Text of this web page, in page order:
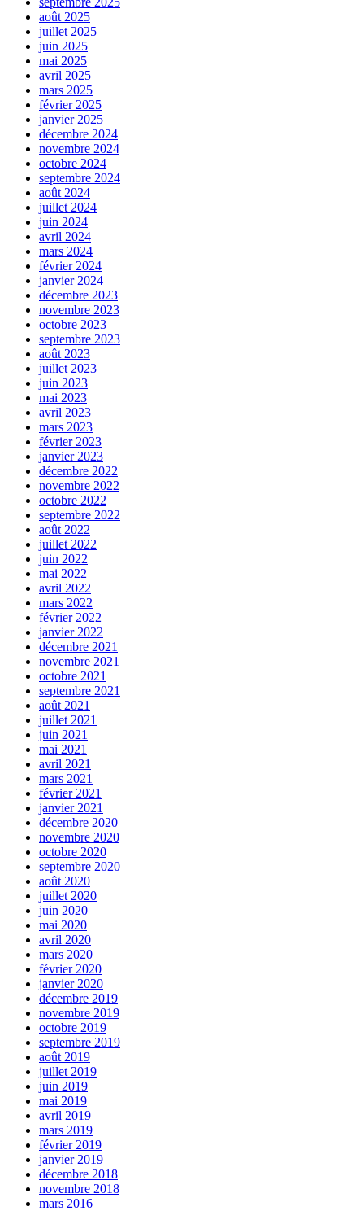
août 2025
juillet 2025
juin 2025
mai 2025
avril 2025
mars 2025
février 2025
janvier 2025
décembre 2024
novembre 2024
octobre 2024
septembre 2024
août 2024
juillet 2024
juin 2024
avril 2024
mars 2024
février 2024
janvier 2024
décembre 2023
novembre 2023
octobre 2023
septembre 2023
août 2023
juillet 2023
juin 2023
mai 2023
avril 2023
mars 2023
février 2023
janvier 2023
décembre 2022
novembre 2022
octobre 2022
septembre 2022
août 2022
juillet 2022
juin 2022
mai 2022
avril 2022
mars 2022
février 2022
janvier 2022
décembre 2021
novembre 2021
octobre 2021
septembre 2021
août 2021
juillet 2021
juin 2021
mai 2021
avril 2021
mars 2021
février 2021
janvier 2021
décembre 2020
novembre 2020
octobre 2020
septembre 2020
août 2020
juillet 2020
juin 2020
mai 2020
avril 2020
mars 2020
février 2020
janvier 2020
décembre 2019
novembre 2019
octobre 2019
septembre 2019
août 2019
juillet 2019
juin 2019
mai 2019
avril 2019
mars 2019
février 2019
janvier 2019
décembre 2018
novembre 2018
mars 2016